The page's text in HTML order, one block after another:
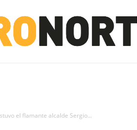
el flamante alcalde Sergio...